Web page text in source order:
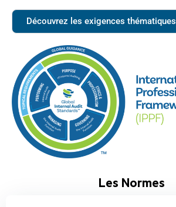
Découvrez les exigences thématiques
Les Normes